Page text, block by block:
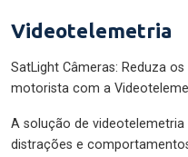
Videotelemetria
SatLight Câmeras: Reduza
motorista com a
A solução de
distrações e